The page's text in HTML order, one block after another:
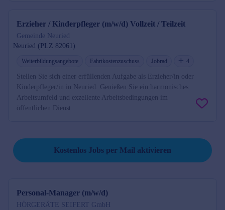
Erzieher / Kinderpfleger (m/w/d) Vollzeit / Teilzeit
Gemeinde Neuried
Neuried (PLZ 82061)
Weiterbildungsangebote Fahrtkostenzuschuss Jobrad 4
Stellen Sie sich einer erfüllenden Aufgabe als Erzieher/in oder
Kinderpfleger/in in Neuried. Genießen Sie ein harmonisches
Arbeitsumfeld und exzellente Arbeitsbedingungen im
öffentlichen Dienst.
Kostenlos Jobs per Mail aktivieren
Personal-Manager (m/w/d)
HÖRGERÄTE SEIFERT GmbH